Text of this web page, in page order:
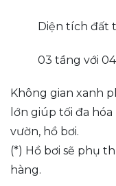
Diện tích đất
03 tầng với
Không gian xanh
lớn giúp tối đa
vườn, hồ bơi.
(*) Hồ bơi sẽ phụ
hàng.